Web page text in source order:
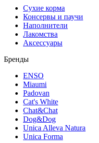
Сухие корма
Консервы и паучи
Наполнители
Лакомства
Аксессуары
Бренды
ENSO
Miaumi
Padovan
Cat's White
Chat&Chat
Dog&Dog
Unica Alleva Natura
Unica Forma